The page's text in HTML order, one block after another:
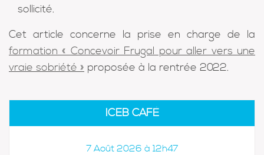
sollicité.
Cet article concerne la prise en charge de la
formation « Concevoir Frugal pour aller vers une
vraie sobriété » proposée à la rentrée 2022.
ICEB CAFÉ
7 Août 2026 à 12h47